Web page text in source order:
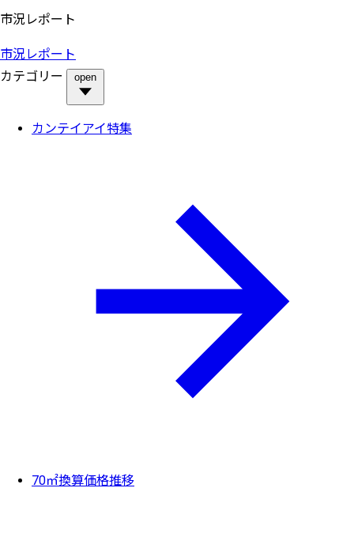
市況レポート
市況レポート
カテゴリー
open
カンテイアイ特集
70㎡換算価格推移